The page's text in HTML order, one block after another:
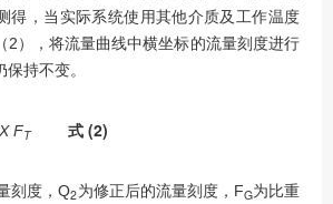
，当实际系统使用其他介质及工作温度
2），将流量曲线中横坐标的流量刻度进行
持不变。
X FT 式 (2)
刻度，Q2为修正后的流量刻度，FG为比重